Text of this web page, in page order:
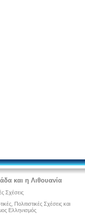
και η Λιθουανία
Σχέσεις
Πολιτιστικές Σχέσεις και
Ελληνισμός